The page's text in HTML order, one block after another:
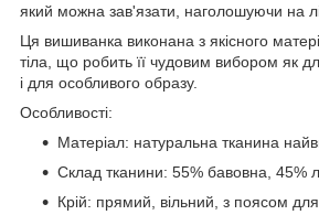
який можна зав'язати, наголошуючи на
Ця вишиванка виконана з якісного
тіла, що робить її чудовим вибором як
і для особливого образу.
Особливості:
Матеріал: натуральна тканина
Склад тканини: 55% бавовна, 45%
Крій: прямий, вільний, з поясом